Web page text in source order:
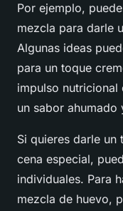
Por ejemplo,
mezcla para darle
Algunas ideas
para un toque
impulso
un sabor ahumado
Si quieres darle un
cena especial,
individuales. Para
mezcla de huevo,